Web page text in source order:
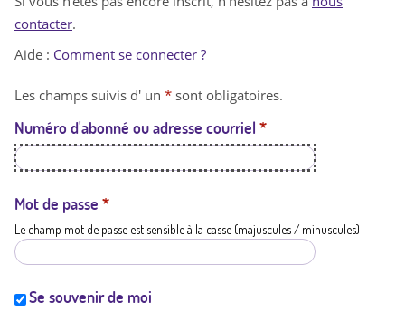
n
t
a
t
i
contacter.
Aide : Comment se connecter ?
Les champs suivis d' un * sont obligatoires.
Numéro d'abonné ou adresse courriel *
Mot de passe *
Le champ mot de passe est sensible à la casse (majuscules / minuscules)
Se souvenir de moi